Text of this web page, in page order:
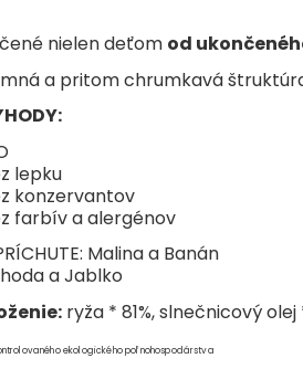
nielen deťom od
a pritom chrumkavá
lepku
konzervantov
farbív a alergénov
Malina a Banán
a Jablko
ryža * 81%, slnečnicový
ekologického poľnohospodárstva